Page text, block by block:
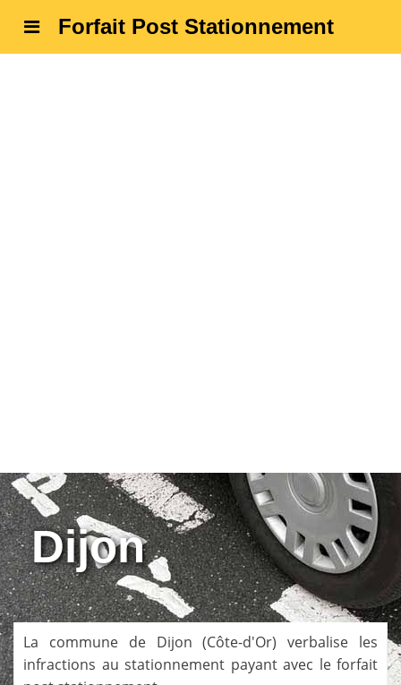
Forfait Post Stationnement
Dijon
La commune de Dijon (Côte-d'Or) verbalise les
infractions au stationnement payant avec le forfait